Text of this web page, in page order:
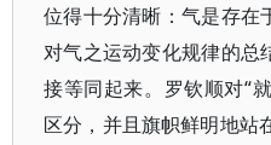
位得十分清晰：气是存在
对气之运动变化规律的总
接等同起来。罗钦顺对“
区分，并且旗帜鲜明地站